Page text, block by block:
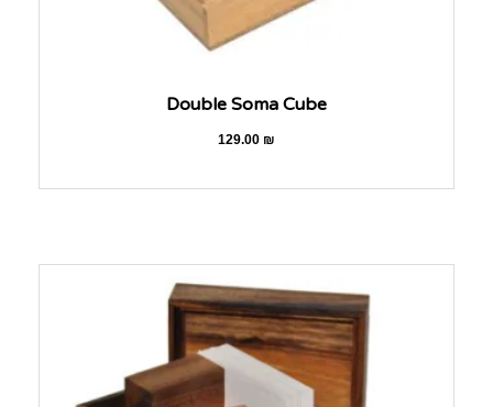
Double Soma Cube
129.00₪